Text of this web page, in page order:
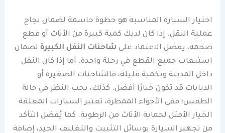
اختيار السيارة المناسبة هو خطوة حاسمة لضمان نجاح
عملية النقل. إذا كان لديك كمية كبيرة من الأثاث أو قطع
ضخمة، يفضل الاعتماد على شاحنات النقل الكبيرة لضمان
استيعاب جميع القطع في رحلة واحدة. أما إذا كان النقل
داخل المدينة وبكمية قليلة، فالشاحنات الصغيرة أو
الدبابات قد تكون خيارًا أفضل. كذلك، يجب النظر في حالة
الطقس؛ ففي الأجواء الممطرة، تعتبر السيارات المغلقة
الخيار الأمثل لحماية الأثاث من الرطوبة. كما يُفضل التأكد
من تجهيز السيارة بوسائل التثبيت والتغليف الجيد، إضافة